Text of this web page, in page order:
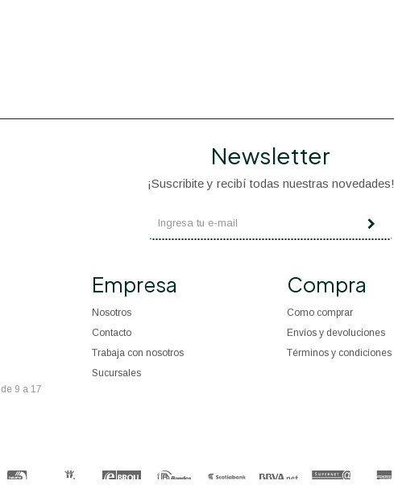
9 a 17
Empresa
Nosotros
Contacto
Trabaja con nosotros
Sucursales
Compra
Como comprar
Envíos y devoluciones
Términos y condiciones
Newsletter
¡Suscribite y recibí todas nuestras novedades!